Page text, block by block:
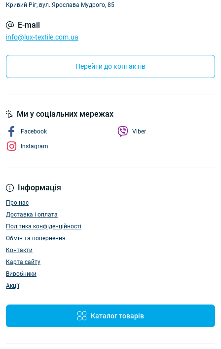
Кривий Ріг, вул. Ярослава Мудрого, 85
E-mail
info@lux-textile.com.ua
Перейти до контактів
Інформація
Про нас
Доставка і оплата
Політика конфіденційності
Обмін та повернення
Контакти
Карта сайту
Виробники
Акції
Каталог товарів
Ми у соціальних мережах
Facebook
Instagram
Viber